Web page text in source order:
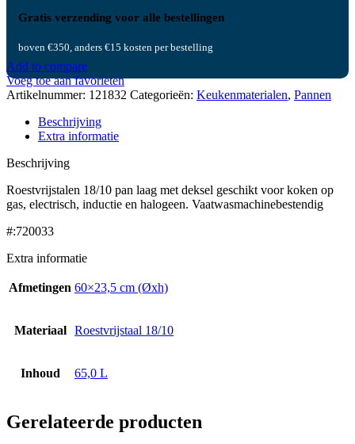
Gratis verzending voor alle bestellingen
boven €350, anders €15 kosten per bestelling
Add to compare
Voeg toe aan favorieten
Artikelnummer: 121832 Categorieën: Keukenmaterialen, Pannen
Beschrijving
Extra informatie
Beschrijving
Roestvrijstalen 18/10 pan laag met deksel geschikt voor koken op
gas, electrisch, inductie en halogeen. Vaatwasmachinebestendig
#:720033
Extra informatie
Afmetingen 60×23,5 cm (Øxh)
Materiaal Roestvrijstaal 18/10
Inhoud 65,0 L
Gerelateerde producten